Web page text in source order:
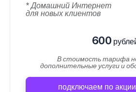
* Домашний Интернет
для новых клиентов
600
В стоимость тарифа
дополнительные услуги и
подключаем по акции